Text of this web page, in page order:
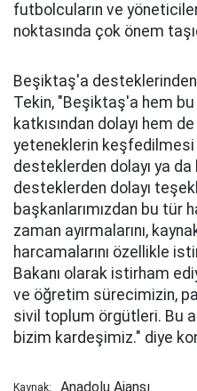
futbolcuların ve
noktasında çok önem
Beşiktaş'a
Tekin, "Beşiktaş'a hem
katkısından dolayı hem
yeteneklerin keşfedilmesi
desteklerden dolayı ya
desteklerden dolayı
başkanlarımızdan bu tür
zaman ayırmalarını,
harcamalarını özellikle
Bakanı olarak istirham
ve öğretim sürecimizin,
sivil toplum örgütleri. Bu
bizim kardeşimiz." diye
Kaynak: Anadolu Ajansı